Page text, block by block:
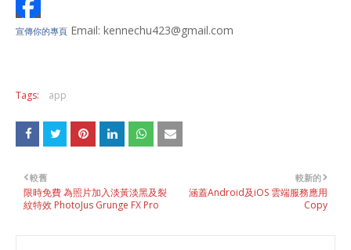
宣傳你的專頁 Email: kennechu423@gmail.com
Tags: app
較新的
涵蓋Android及iOS 雲端服務應用
Copy
較舊
限時免費 為照片加入淡黃淡黑及裂
紋特效 PhotoJus Grunge FX Pro